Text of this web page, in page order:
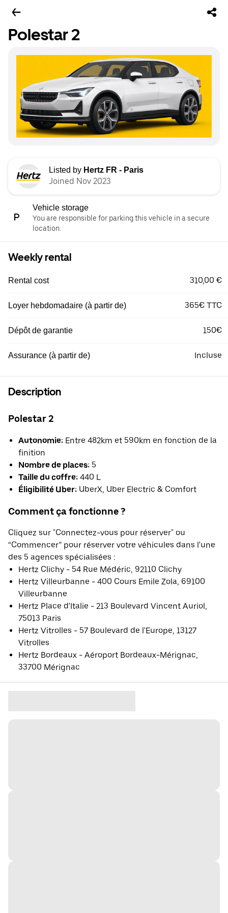
Polestar 2
Listed by Hertz FR - Paris
Joined Nov 2023
Vehicle storage
You are responsible for parking this vehicle in a secure
location.
Weekly rental
Rental cost 310,00 €
Loyer hebdomadaire (à partir de) 365€ TTC
Dépôt de garantie 150€
Assurance (à partir de) Incluse
Description
Polestar 2
Autonomie: Entre 482km et 590km en fonction de la
finition
Nombre de places: 5
Taille du coffre: 440 L
Éligibilité Uber: UberX, Uber Electric & Comfort
Comment ça fonctionne ?
Cliquez sur "Connectez-vous pour réserver" ou
“Commencer” pour réserver votre véhicules dans l'une
des 5 agences spécialisées :
Hertz Clichy - 54 Rue Médéric, 92110 Clichy
Hertz Villeurbanne - 400 Cours Emile Zola, 69100
Villeurbanne
Hertz Place d'Italie - 213 Boulevard Vincent Auriol,
75013 Paris
Hertz Vitrolles - 57 Boulevard de l'Europe, 13127
Vitrolles
Hertz Bordeaux - Aéroport Bordeaux-Mérignac,
33700 Mérignac